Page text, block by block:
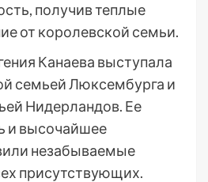
получив теплые
от королевской семьи.
Канаева выступала
семьей Люксембурга и
Нидерландов. Ее
и высочайшее
незабываемые
присутствующих.